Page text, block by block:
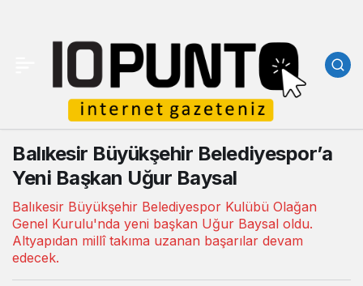
Balıkesir Büyükşehir Belediyespor’a
Yeni Başkan Uğur Baysal
Balıkesir Büyükşehir Belediyespor Kulübü Olağan
Genel Kurulu'nda yeni başkan Uğur Baysal oldu.
Altyapıdan millî takıma uzanan başarılar devam
edecek.